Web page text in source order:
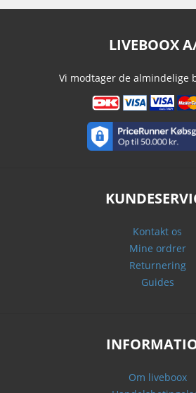
LIVEBOOX
Vi modtager de almindelige
Kontakt os
Mine ordrer
Returnering
Guides
Om liveboox